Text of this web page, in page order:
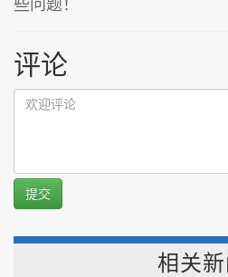
些问题！
评论
提交
相关新